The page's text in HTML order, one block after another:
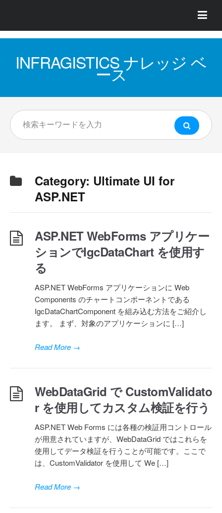
INFRAGISTICS ナレッジ ベ
ース
Category: Ultimate UI for
ASP.NET
ASP.NET WebForms アプリケー
ションでIgcDataChart を使用す
る
ASP.NET WebForms アプリケーションに Web
Components のチャートコンポーネントである
IgcDataChartComponent を組み込む方法をご紹介し
ます。 まず、対象のアプリケーションに […]
Read More →
WebDataGrid で CustomValidato
r を使用してカスタム検証を行う
ASP.NET Web Forms には各種の検証用コントロール
が用意されていますが、WebDataGrid ではこれらを
使用してデータ検証を行うことが可能です。ここで
は、CustomValidator を使用して We […]
Read More →